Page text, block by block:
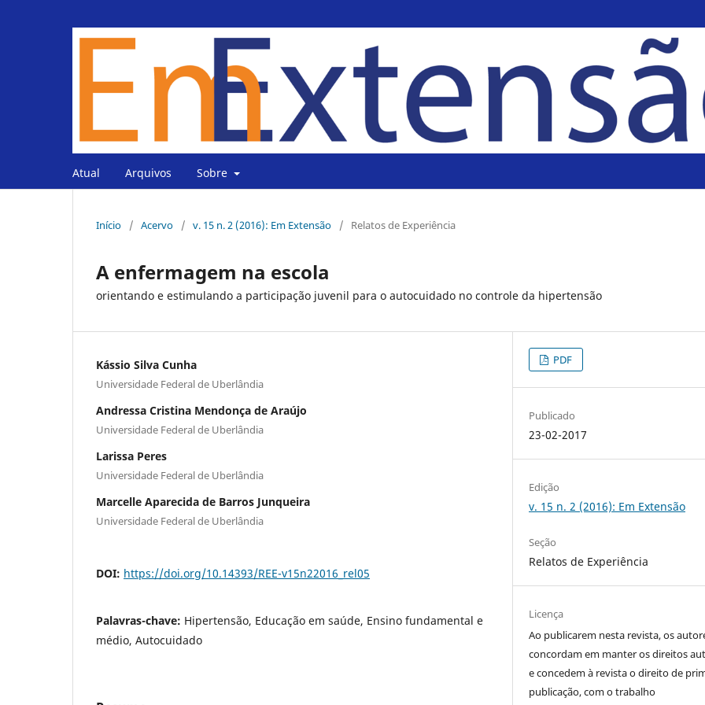
Atual Arquivos Sobre
Início / Acervo / v. 15 n. 2 (2016): Em Extensão / Relatos de Experiência
A enfermagem na escola
orientando e estimulando a participação juvenil para o autocuidado no controle da hipertensão
Kássio Silva Cunha
Universidade Federal de Uberlândia
Andressa Cristina Mendonça de Araújo
Universidade Federal de Uberlândia
Larissa Peres
Universidade Federal de Uberlândia
Marcelle Aparecida de Barros Junqueira
Universidade Federal de Uberlândia
DOI: https://doi.org/10.14393/REE-v15n22016_rel05
Palavras-chave: Hipertensão, Educação em saúde, Ensino fundamental e
médio, Autocuidado
PDF
Publicado
23-02-2017
Edição
v. 15 n. 2 (2016): Em Extensão
Seção
Relatos de Experiência
Licença
Ao publicarem nesta revista, os
concordam em manter os direitos
e concedem à revista o direito de
publicação, com o trabalho